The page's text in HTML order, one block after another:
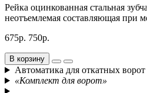
Рейка оцинкованная стальная
неотъемлемая составляющая при
675р. 750р.
В корзину
Автоматика для откатных ворот
«Комплект для ворот»